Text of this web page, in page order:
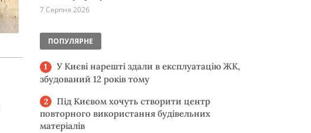
7 Серпня 2026
ПОПУЛЯРНЕ
У Києві нарешті здали в експлуатацію ЖК,
збудований 12 років тому
Під Києвом хочуть створити центр
повторного використання будівельних
матеріалів